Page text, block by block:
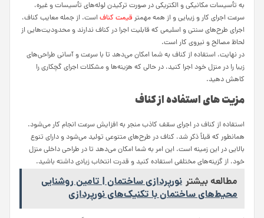
به تأسیسات مکانیکی و الکتریکی در صورت ترکیدن لوله‌های تأسیسات و غیره،
سرعت اجرای کار و زیبایی و از همه مهمتر قیمت کنافاست. از جمله معایب کناف،
اجرای طرح‌های سنتی و اسلیمی که قابلیت اجرا در کناف ندارند و محدودیت‌هایی از
لحاظ مصالح و نیروی کار است.
در نهایت، استفاده از کناف به شما امکان می‌دهد تا با سرعت و آسانی طراحی‌های
زیبا را در منزل خود اجرا کنید، در حالی که هزینه‌ها و مشکلات اجرای گچکاری را
کاهش دهید.
مزیت های استفاده از کناف
استفاده از کناف در اجرای سقف کاذب منجر به افزایش سرعت انجام کار می‌شود.
همانطور که قبلاً ذکر شد، کناف در طرح‌های متنوعی تولید می‌شود و دارای تنوع
بالایی در این زمینه است. این امر به شما امکان می‌دهد تا در طراحی داخلی منزل
خود، از گزینه‌های مختلفی استفاده کنید و قدرت انتخاب زیادی داشته باشید.
مطالعه بیشتر نورپردازی ساختمان | تامین روشنایی
محیط‌های ساختمان با تکنیک‌های نورپردازی